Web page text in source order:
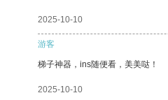
2025-10-10
游客
梯子神器，ins随便看，美美哒！
2025-10-10